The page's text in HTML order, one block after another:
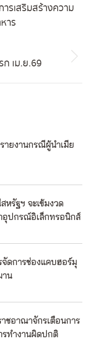
รเสริมสร้างความ
าร
ก เม.ย.69
ายงานกรณีผู้นำเมีย
รัฐฯ จะเข้มงวด
อุปกรณ์อิเล็กทรอนิกส์
ดการช่องแคบฮอร์มุ
าน
ชอาณาจักรเตือนการ
รทำงานผิดปกติ